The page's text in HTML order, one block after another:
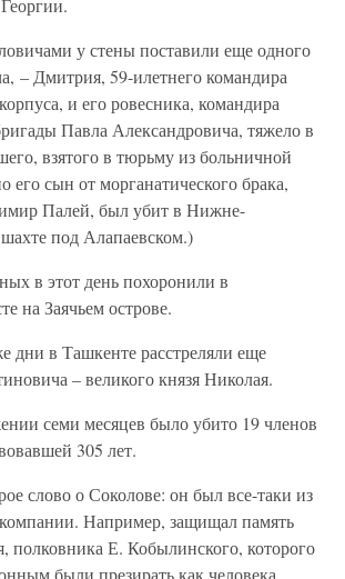
у стены поставили еще одного
– Дмитрия, 59-илетнего командира
и его ровесника, командира
Павла Александровича, тяжело в
взятого в тюрьму из больничной
его сын от морганатического брака,
Палей, был убит в Нижне-
под Алапаевском.)
в этот день похоронили в
на Заячьем острове.
дни в Ташкенте расстреляли еще
– великого князя Николая.
семи месяцев было убито 19 членов
305 лет.
слово о Соколове: он был все-таки из
Например, защищал память
полковника Е. Кобылинского, которого
были презирать как человека,